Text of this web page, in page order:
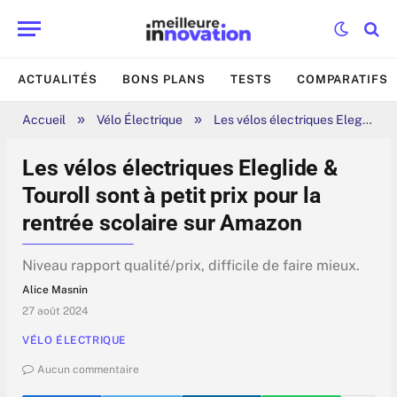
ACTUALITÉS BONS PLANS TESTS COMPARATIFS
Accueil » Vélo Électrique » Les vélos électriques Eleglide & Touroll sont à petit prix pour la rentrée scolaire sur Amazon
Les vélos électriques Eleglide &
Touroll sont à petit prix pour la
rentrée scolaire sur Amazon
Niveau rapport qualité/prix, difficile de faire mieux.
Alice Masnin
27 août 2024
VÉLO ÉLECTRIQUE
Aucun commentaire